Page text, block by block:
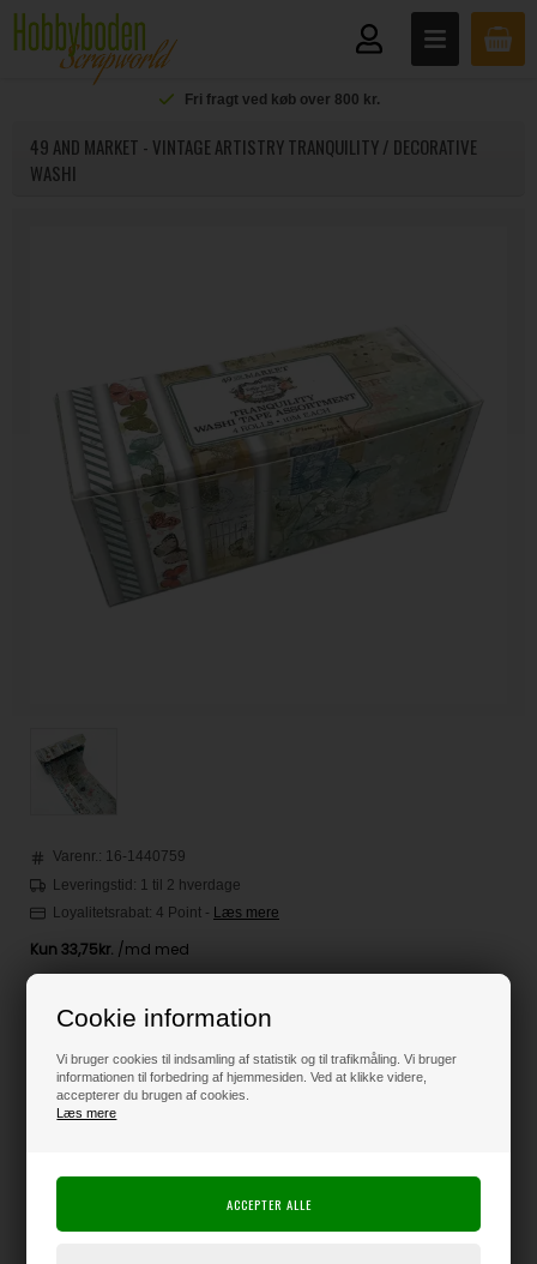
Cookie information
Vi bruger cookies til indsamling af statistik og til trafikmåling. Vi bruger
informationen til forbedring af hjemmesiden. Ved at klikke videre,
accepterer du brugen af cookies.
Læs mere
Fri fragt ved køb over 800 kr.
49 AND MARKET - VINTAGE ARTISTRY TRANQUILITY / DECORATIVE
WASHI
Varenr.: 16-1440759
Leveringstid: 1 til 2 hverdage
Loyalitetsrabat: 4 Point - Læs mere
135,00DKK
Klik her for pris inkl. fragt
Kun 1 stk. tilbage på lager !!